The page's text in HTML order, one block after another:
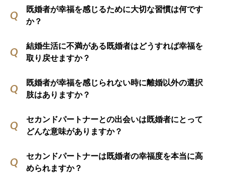
既婚者が幸福を感じるために大切な習慣は何です
か？
結婚生活に不満がある既婚者はどうすれば幸福を
取り戻せますか？
既婚者が幸福を感じられない時に離婚以外の選択
肢はありますか？
セカンドパートナーとの出会いは既婚者にとって
どんな意味がありますか？
セカンドパートナーは既婚者の幸福度を本当に高
められますか？